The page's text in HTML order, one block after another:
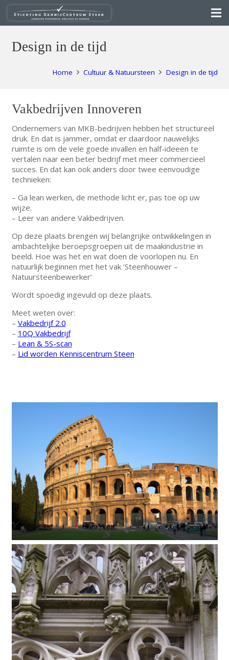
Design in de tijd
Home Cultuur & Natuursteen Design in de tijd
Vakbedrijven Innoveren
Ondernemers van MKB-bedrijven hebben het structureel
druk. En dat is jammer, omdat er daardoor nauwelijks
ruimte is om de vele goede invallen en half-ideeën te
vertalen naar een beter bedrijf met meer commercieel
succes. En dat kan ook anders door twee eenvoudige
technieken:
– Ga lean werken, de methode licht er, pas toe op uw
wijze.
– Leer van andere Vakbedrijven.
Op deze plaats brengen wij belangrijke ontwikkelingen in
ambachtelijke beroepsgroepen uit de maakindustrie in
beeld. Hoe was het en wat doen de voorlopen nu. En
natuurlijk beginnen met het vak ‘Steenhouwer –
Natuursteenbewerker’
Wordt spoedig ingevuld op deze plaats.
Meet weten over:
– Vakbedrijf 2.0
– 10Q Vakbedrijf
– Lean & 5S-scan
– Lid worden Kenniscentrum Steen